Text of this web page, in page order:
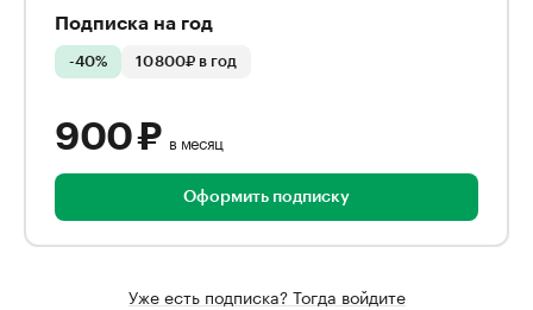
Подписка на год
-40% 10 800₽ в год
900 ₽ в месяц
Оформить подписку
Уже есть подписка? Тогда войдите